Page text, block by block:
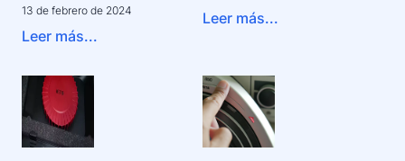
13 de febrero de 2024
Leer más...
Leer más...